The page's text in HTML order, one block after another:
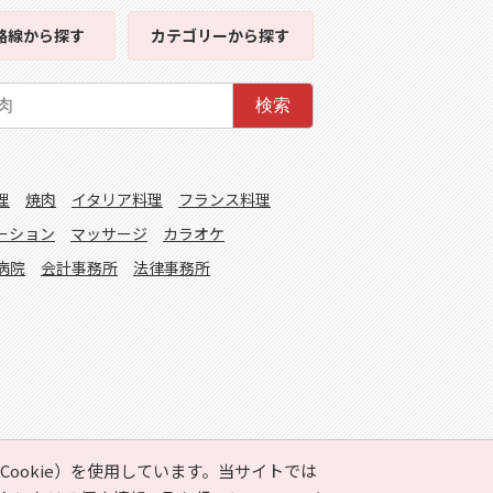
）を使用しています。当サイトでは
線から探す カテゴリーから探す
検索
焼肉 イタリア料理
フランス料理
ション マッサージ
カラオケ
院 会計事務所 法律事務所